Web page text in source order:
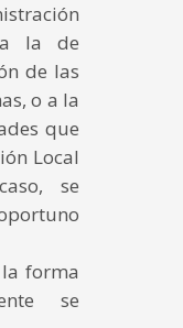
a la de
de las
o a la
que
Local
se
la forma
se